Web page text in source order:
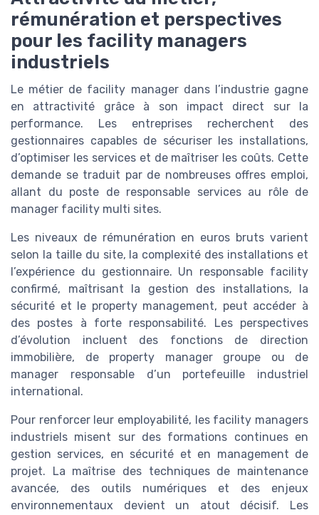
rémunération et perspectives
pour les facility managers
industriels
Le métier de facility manager dans l’industrie gagne
en attractivité grâce à son impact direct sur la
performance. Les entreprises recherchent des
gestionnaires capables de sécuriser les installations,
d’optimiser les services et de maîtriser les coûts. Cette
demande se traduit par de nombreuses offres emploi,
allant du poste de responsable services au rôle de
manager facility multi sites.
Les niveaux de rémunération en euros bruts varient
selon la taille du site, la complexité des installations et
l’expérience du gestionnaire. Un responsable facility
confirmé, maîtrisant la gestion des installations, la
sécurité et le property management, peut accéder à
des postes à forte responsabilité. Les perspectives
d’évolution incluent des fonctions de direction
immobilière, de property manager groupe ou de
manager responsable d’un portefeuille industriel
international.
Pour renforcer leur employabilité, les facility managers
industriels misent sur des formations continues en
gestion services, en sécurité et en management de
projet. La maîtrise des techniques de maintenance
avancée, des outils numériques et des enjeux
environnementaux devient un atout décisif. Les